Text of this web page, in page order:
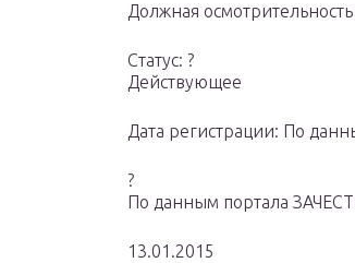
Должная осмотрительность
Статус: ?
Действующее
Дата регистрации: По
?
По данным портала
13.01.2015